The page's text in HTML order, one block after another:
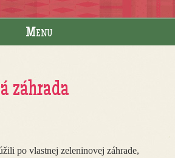
Menu
záhrada
po vlastnej zeleninovej záhrade,